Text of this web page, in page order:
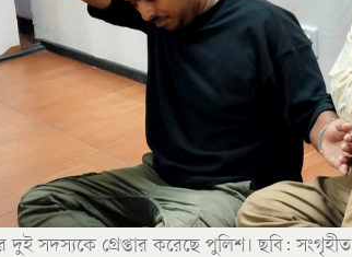
সদস্যকে গ্রেপ্তার করেছে পুলিশ। ছবি: সংগৃহীত